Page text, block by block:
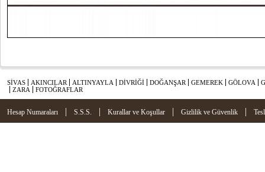
SİVAS AKINCILAR ALTINYAYLA DİVRİĞİ DOĞANŞAR GEMEREK GÖLOVA
ZARA
FOTOĞRAFLAR
Hesap Numaraları | S.S.S. | Kurallar ve Koşullar | Gizlilik ve Güvenlik |